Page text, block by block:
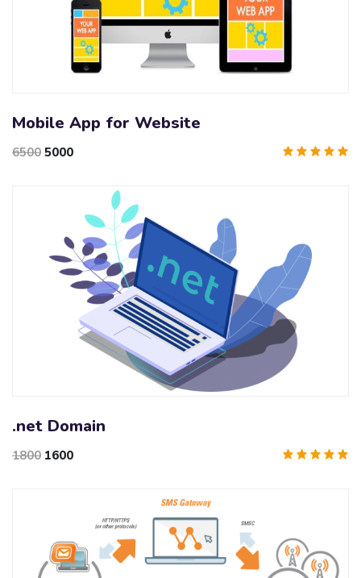
Mobile App for Website
6500 5000
.net Domain
1800 1600